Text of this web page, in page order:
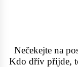
Nečekejte na
Kdo dřív přijde,